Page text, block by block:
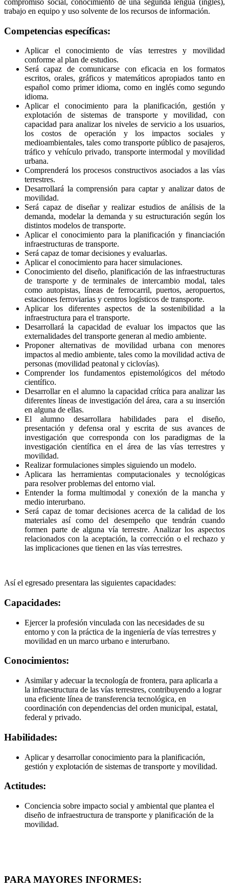
trabajo en equipo y uso solvente de los recursos de información.
Competencias específicas:
Aplicar el conocimiento de vías terrestres y movilidad
conforme al plan de estudios.
Será capaz de comunicarse con eficacia en los formatos
escritos, orales, gráficos y matemáticos apropiados tanto en
español como primer idioma, como en inglés como segundo
idioma.
Aplicar el conocimiento para la planificación, gestión y
explotación de sistemas de transporte y movilidad, con
capacidad para analizar los niveles de servicio a los usuarios,
los costos de operación y los impactos sociales y
medioambientales, tales como transporte público de pasajeros,
tráfico y vehículo privado, transporte intermodal y movilidad
urbana.
Comprenderá los procesos constructivos asociados a las vías
terrestres.
Desarrollará la comprensión para captar y analizar datos de
movilidad.
Será capaz de diseñar y realizar estudios de análisis de la
demanda, modelar la demanda y su estructuración según los
distintos modelos de transporte.
Aplicar el conocimiento para la planificación y financiación
infraestructuras de transporte.
Será capaz de tomar decisiones y evaluarlas.
Aplicar el conocimiento para hacer simulaciones.
Conocimiento del diseño, planificación de las infraestructuras
de transporte y de terminales de intercambio modal, tales
como autopistas, líneas de ferrocarril, puertos, aeropuertos,
estaciones ferroviarias y centros logísticos de transporte.
Aplicar los diferentes aspectos de la sostenibilidad a la
infraestructura para el transporte.
Desarrollará la capacidad de evaluar los impactos que las
externalidades del transporte generan al medio ambiente.
Proponer alternativas de movilidad urbana con menores
impactos al medio ambiente, tales como la movilidad activa de
personas (movilidad peatonal y ciclovías).
Comprender los fundamentos epistemológicos del método
científico.
Desarrollar en el alumno la capacidad crítica para analizar las
diferentes líneas de investigación del área, cara a su inserción
en alguna de ellas.
El alumno desarrollara habilidades para el diseño,
presentación y defensa oral y escrita de sus avances de
investigación que corresponda con los paradigmas de la
investigación científica en el área de las vías terrestres y
movilidad.
Realizar formulaciones simples siguiendo un modelo.
Aplicara las herramientas computacionales y tecnológicas
para resolver problemas del entorno vial.
Entender la forma multimodal y conexión de la mancha y
medio interurbano.
Será capaz de tomar decisiones acerca de la calidad de los
materiales así como del desempeño que tendrán cuando
formen parte de alguna vía terrestre. Analizar los aspectos
relacionados con la aceptación, la corrección o el rechazo y
las implicaciones que tienen en las vías terrestres.
Así el egresado presentara las siguientes capacidades:
Capacidades:
Ejercer la profesión vinculada con las necesidades de su
entorno y con la práctica de la ingeniería de vías terrestres y
movilidad en un marco urbano e interurbano.
Conocimientos:
Asimilar y adecuar la tecnología de frontera, para aplicarla a
la infraestructura de las vías terrestres, contribuyendo a lograr
una eficiente línea de transferencia tecnológica, en
coordinación con dependencias del orden municipal, estatal,
federal y privado.
Habilidades:
Aplicar y desarrollar conocimiento para la planificación,
gestión y explotación de sistemas de transporte y movilidad.
Actitudes:
Conciencia sobre impacto social y ambiental que plantea el
diseño de infraestructura de transporte y planificación de la
movilidad.
PARA MAYORES INFORMES: